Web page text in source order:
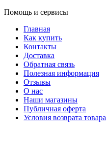
Помощь и сервисы
Главная
Как купить
Контакты
Доставка
Обратная связь
Полезная информация
Отзывы
О нас
Наши магазины
Публичная оферта
Условия возврата товара